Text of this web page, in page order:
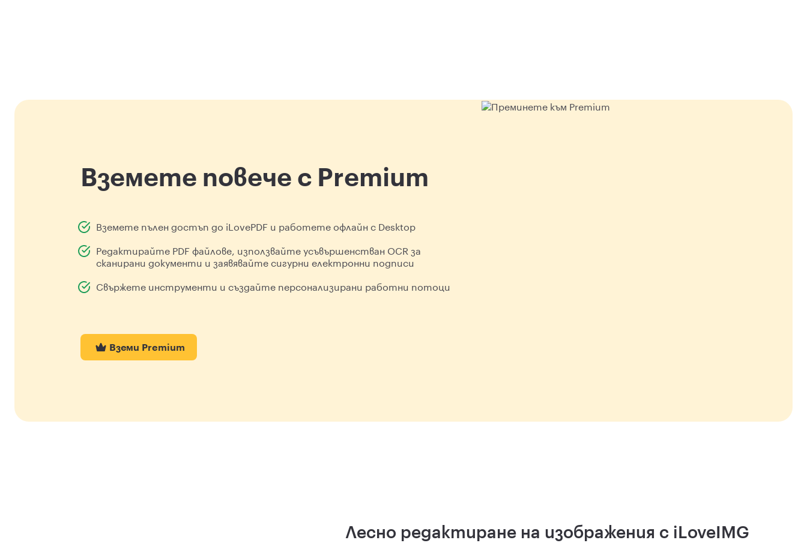
Вземете повече с Premium
Вземете пълен достъп до iLovePDF и работете офлайн с Desktop
Редактирайте PDF файлове, използвайте усъвършенстван OCR за
сканирани документи и заявявайте сигурни електронни подписи
Свържете инструменти и създайте персонализирани работни потоци
Вземи Premium
Лесно редактиране на изображения с iLoveIMG